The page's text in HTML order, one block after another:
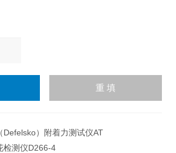
Defelsko）附着力测试仪AT
检测仪D266-4